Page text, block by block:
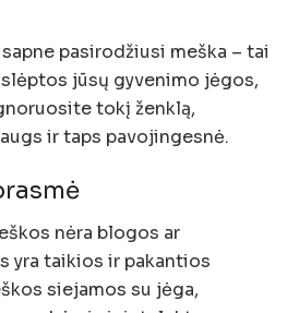
pasirodžiusi meška – tai
jūsų gyvenimo jėgos,
tokį ženklą,
ir taps pavojingesnė.
nėra blogos ar
yra taikios ir pakantios
siejamos su jėga,